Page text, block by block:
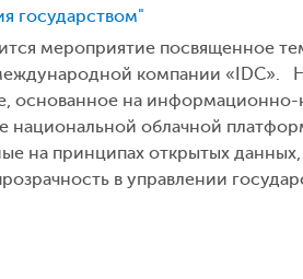
государством"
мероприятие посвященное
компании «IDC».
основанное на
облачной
на принципах открытых
в управлении